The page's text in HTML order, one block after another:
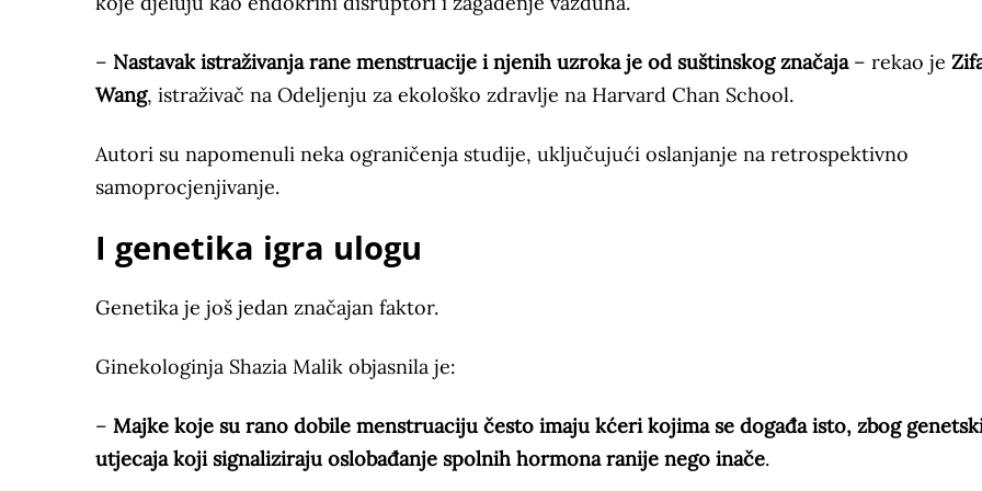
– Nastavak istraživanja rane menstruacije i njenih uzroka je od suštinskog značaja – rekao je
Wang, istraživač na Odeljenju za ekološko zdravlje na Harvard Chan School.
Autori su napomenuli neka ograničenja studije, uključujući oslanjanje na retrospektivno
samoprocjenjivanje.
I genetika igra ulogu
Genetika je još jedan značajan faktor.
Ginekologinja Shazia Malik objasnila je:
– Majke koje su rano dobile menstruaciju često imaju kćeri kojima se događa isto, zbog
utjecaja koji signaliziraju oslobađanje spolnih hormona ranije nego inače.